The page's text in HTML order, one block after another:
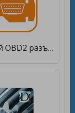
Где мой OBD2 разъем? Find it! [Unlocked]